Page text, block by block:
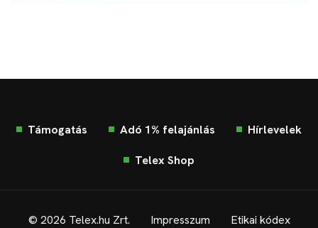
Támogatás Adó 1% felajánlás Hírlevelek
Telex Shop
© 2026 Telex.hu Zrt. Impresszum Etikai kódex